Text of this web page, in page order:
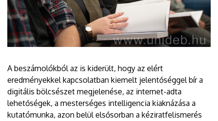
A beszámolókból az is kiderült, hogy az elért
eredményekkel kapcsolatban kiemelt jelentőséggel bír a
digitális bölcsészet megjelenése, az internet-adta
lehetőségek, a mesterséges intelligencia kiaknázása a
kutatómunka, azon belül elsősorban a kéziratfelismerés